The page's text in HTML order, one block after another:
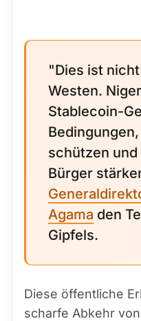
"Dies ist
Westen.
Stablecoin-
schützen
Bürger
Agama den
Gipfels.
Diese öffentliche
scharfe Abkehr